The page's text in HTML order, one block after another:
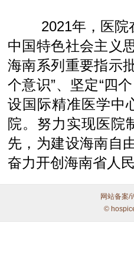
2021年，医院在
中国特色社会主义
海南系列重要指示
个意识”、坚定“四
设国际精准医学中
院。努力实现医院
先，为建设海南自
奋力开创海南省人
网站备案/
©